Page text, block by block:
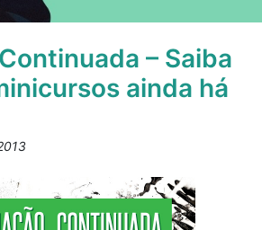
– Saiba
ainda há